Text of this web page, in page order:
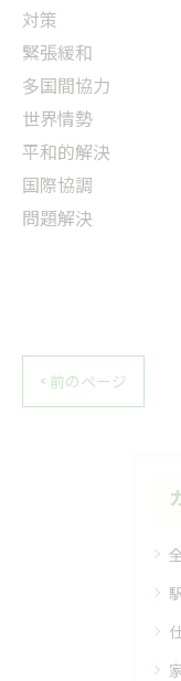
対策
緊張緩和
多国間協力
世界情勢
平和的解決
国際協調
問題解決
< 前のページ